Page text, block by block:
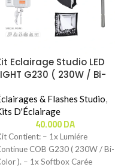
Eclairage Studio LED
G230 ( 230W / Bi-
& Flashes Studio,
D'Éclairage
40.000DA
Contient: – 1x Lumiére
COB G230 ( 230W / Bi-
). – 1x Softbox Carée